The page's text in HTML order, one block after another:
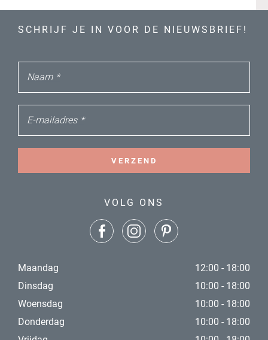
SCHRIJF JE IN VOOR DE NIEUWSBRIEF!
Naam *
E-mailadres *
VERZEND
VOLG ONS
Maandag
12:00 - 18:00
Dinsdag
10:00 - 18:00
Woensdag
10:00 - 18:00
Donderdag
10:00 - 18:00